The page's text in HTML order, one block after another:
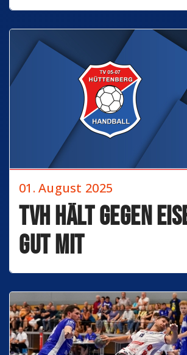
TVH hält gegen
gut mit
01. August 2025